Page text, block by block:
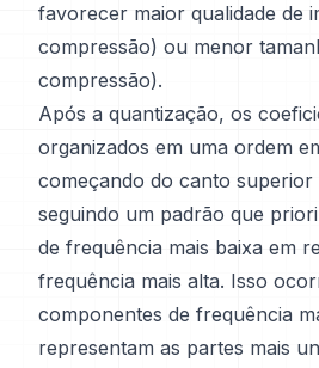
favorecer maior qualidade de
compressão) ou menor
compressão).
Após a quantização, os
organizados em uma ordem
começando do canto superior
seguindo um padrão que
de frequência mais baixa em
frequência mais alta. Isso
componentes de frequência
representam as partes mais